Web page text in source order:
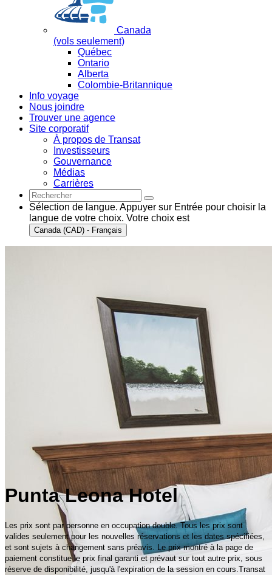
Canada
(vols seulement)
Québec
Ontario
Alberta
Colombie-Britannique
Info voyage
Nous joindre
Trouver une agence
Site corporatif
À propos de Transat
Investisseurs
Gouvernance
Médias
Carrières
Sélection de langue. Appuyer sur Entrée pour choisir la
langue de votre choix. Votre choix est
Canada (CAD) - Français
Punta Leona Hotel
Les prix sont par personne en occupation double. Tous les prix sont
valides seulement pour les nouvelles réservations et les dates spécifiées,
et sont sujets à changement sans préavis. Le prix montré à la page de
paiement constitue le prix final garanti et prévaut sur tout autre prix, sous
réserve de disponibilité, jusqu'à l'expiration de la session en cours.Transat